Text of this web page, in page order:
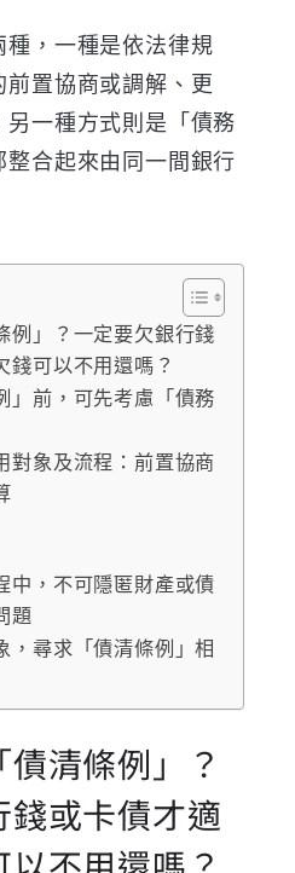
種，一種是依法律規
置協商或調解、更
一種方式則是「債務
合起來由同一間銀行
例」？一定要欠銀行錢
錢可以不用還嗎？
」前，可先考慮「債務
對象及流程：前置協商
中，不可隱匿財產或債
題
，尋求「債清條例」相
清條例」？
或卡債才適